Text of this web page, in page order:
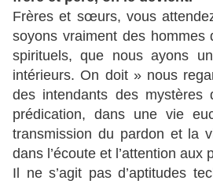
Frères et sœurs, vous
soyons vraiment des hommes
spirituels, que nous ayons
intérieurs. On doit » nous
des intendants des
prédication, dans une vie
transmission du pardon et la
dans l’écoute et l’attention aux
Il ne s’agit pas d’aptitudes